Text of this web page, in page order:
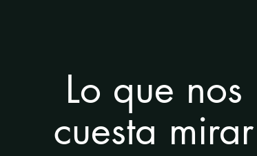
Lo que nos
cuesta mirar